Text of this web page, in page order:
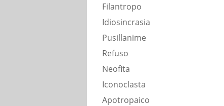
Filantropo
Idiosincrasia
Pusillanime
Refuso
Neofita
Iconoclasta
Apotropaico